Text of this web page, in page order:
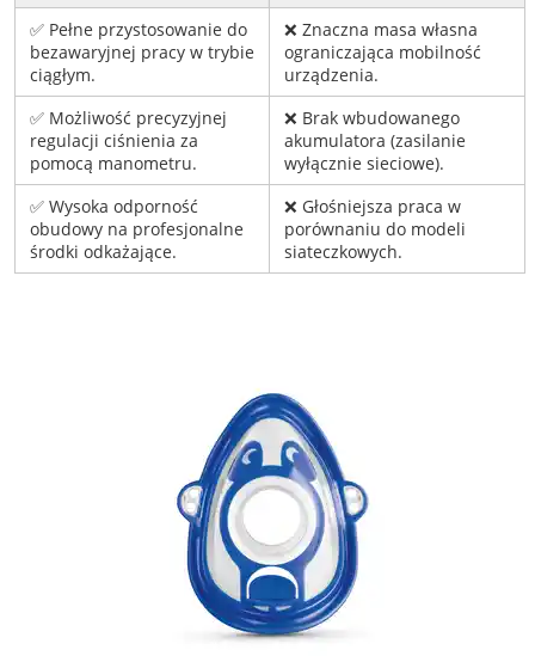
✅ Pełne przystosowanie do
bezawaryjnej pracy w trybie
ciągłym.
❌ Znaczna masa własna
ograniczająca mobilność
urządzenia.
✅ Możliwość precyzyjnej
regulacji ciśnienia za
pomocą manometru.
❌ Brak wbudowanego
akumulatora (zasilanie
wyłącznie sieciowe).
✅ Wysoka odporność
obudowy na profesjonalne
środki odkażające.
❌ Głośniejsza praca w
porównaniu do modeli
siateczkowych.